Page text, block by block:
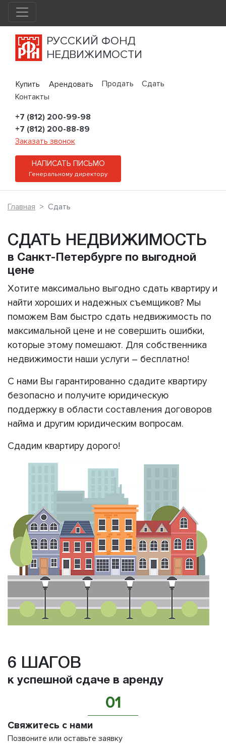
РУССКИЙ ФОНД
НЕДВИЖИМОСТИ
Купить Арендовать Продать
Сдать
Контакты
+7 (812) 200-99-98
+7 (812) 200-88-89
Заказать звонок
НАПИСАТЬ ПИСЬМО
Генеральному директору
Главная Сдать
СДАТЬ НЕДВИЖИМОСТЬ
в Санкт-Петербурге по выгодной
цене
Хотите максимально выгодно сдать квартиру и
найти хороших и надежных съемщиков? Мы
поможем Вам быстро сдать недвижимость по
максимальной цене и не совершить ошибки,
которые этому помешают. Для собственника
недвижимости наши услуги – бесплатно!
С нами Вы гарантированно сдадите квартиру
безопасно и получите юридическую
поддержку в области составления договоров
найма и другим юридическим вопросам.
Сдадим квартиру дорого!
6 ШАГОВ
к успешной сдаче в аренду
01
Свяжитесь с нами
Позвоните или оставьте заявку